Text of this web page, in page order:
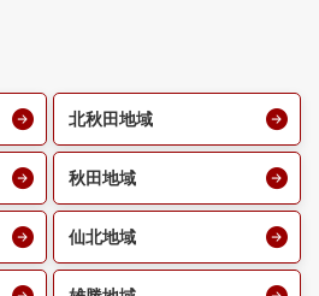
北秋田地域
秋田地域
仙北地域